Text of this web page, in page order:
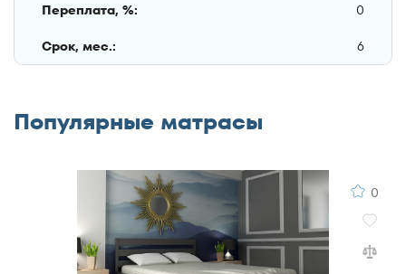
Переплата, %:
0
Срок, мес.:
6
Популярные матрасы
0